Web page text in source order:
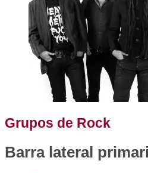
Grupos de Rock
Barra lateral